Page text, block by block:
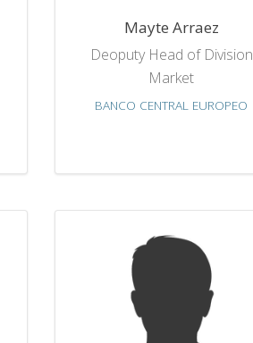
Mayte Arraez
Deoputy Head of Division
Market
BANCO CENTRAL EUROPEO